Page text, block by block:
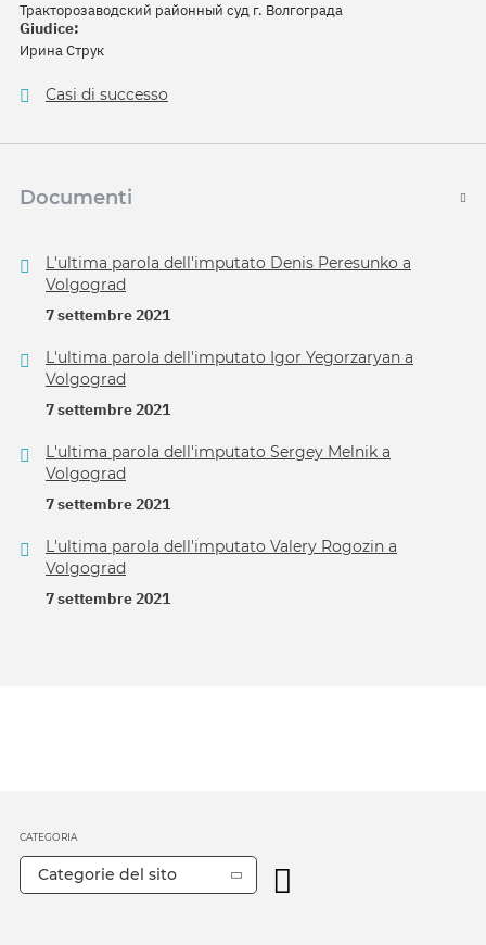
Тракторозаводский районный суд г. Волгограда
Giudice:
Ирина Струк
Casi di successo
Documenti
L'ultima parola dell'imputato Denis Peresunko a
Volgograd
7 settembre 2021
L'ultima parola dell'imputato Igor Yegorzaryan a
Volgograd
7 settembre 2021
L'ultima parola dell'imputato Sergey Melnik a
Volgograd
7 settembre 2021
L'ultima parola dell'imputato Valery Rogozin a
Volgograd
7 settembre 2021
CATEGORIA
Categorie del sito